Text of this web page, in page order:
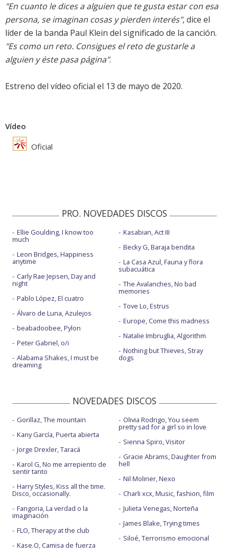
"En cuanto le dices a alguien que te gusta estar con esa
persona, se imaginan cosas y pierden interés", dice el
líder de la banda Paul Klein del significado de la canción.
"Es como un reto. Consigues el reto de gustarle a
alguien y éste pasa página".
Estreno del vídeo oficial el 13 de mayo de 2020.
Vídeo
Oficial
PRO. NOVEDADES DISCOS
Ellie Goulding, I know too
much
Leon Bridges, Happiness
anytime
Carly Rae Jepsen, Day and
night
Pablo López, El cuatro
Álvaro de Luna, Azulejos
beabadoobee, Pylon
Peter Gabriel, o/i
Alabama Shakes, I must be
dreaming
Kasabian, Act III
Becky G, Baraja bendita
La Casa Azul, Fauna y flora
subacuática
The Avalanches, No bad
memories
Tove Lo, Estrus
Europe, Come this madness
Natalie Imbruglia, Algorithm
Nothing but Thieves, Stray
dogs
NOVEDADES DISCOS
Gorillaz, The mountain
Kany García, Puerta abierta
Jorge Drexler, Taracá
Karol G, No me arrepiento de
sentir tanto
Harry Styles, Kiss all the time.
Disco, occasionally.
Fangoria, La verdad o la
imaginación
FLO, Therapy at the club
Kase.O, Camisa de fuerza
Olivia Rodrigo, You seem
pretty sad for a girl so in love
Sienna Spiro, Visitor
Gracie Abrams, Daughter from
hell
Nil Moliner, Nexo
Charli xcx, Music, fashion, film
Julieta Venegas, Norteña
James Blake, Trying times
Siloé, Terrorismo emocional